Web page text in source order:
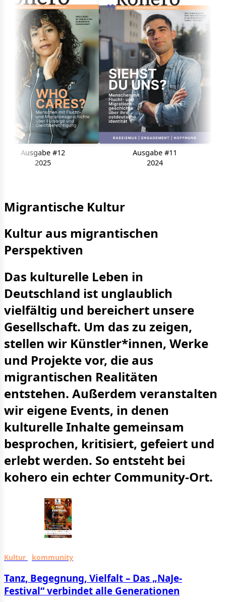
Ausgabe #12
Ausgabe #11
Migrantische Kultur
Kultur aus migrantischen
Perspektiven
Das kulturelle Leben in
Deutschland ist unglaublich
vielfältig und bereichert unsere
Gesellschaft. Um das zu zeigen,
stellen wir Künstler*innen, Werke
und Projekte vor, die aus
migrantischen Realitäten
entstehen. Außerdem veranstalten
wir eigene Events, in denen
kulturelle Inhalte gemeinsam
besprochen, kritisiert, gefeiert und
erlebt werden. So entsteht bei
kohero ein echter Community-Ort.
Kultur kommunity
Tanz, Begegnung, Vielfalt – Das „NaJe-
Festival“ verbindet alle Generationen